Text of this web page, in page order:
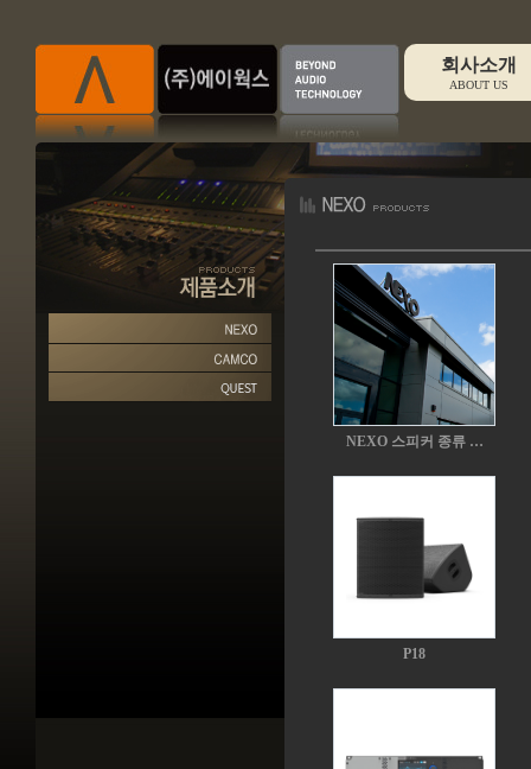
회사소개
ABOUT US
NEXO 스피커 종류 …
P18